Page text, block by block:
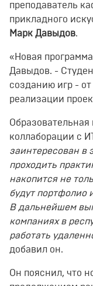
преподаватель
прикладного
Марк Давыдов.
«Новая
Давыдов. -
созданию игр -
реализации
Образовательная
коллаборации с
заинтересован в
проходить
накопится не
будут портфолио
В дальнейшем
компаниях в
работать
добавил он.
Он пояснил, что